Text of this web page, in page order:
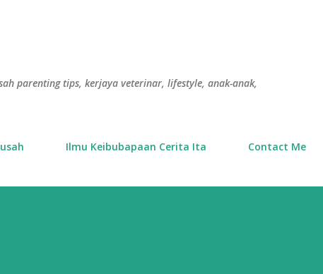
parenting tips, kerjaya veterinar, lifestyle, anak-anak,
Ilmu Keibubapaan Cerita Ita Contact Me